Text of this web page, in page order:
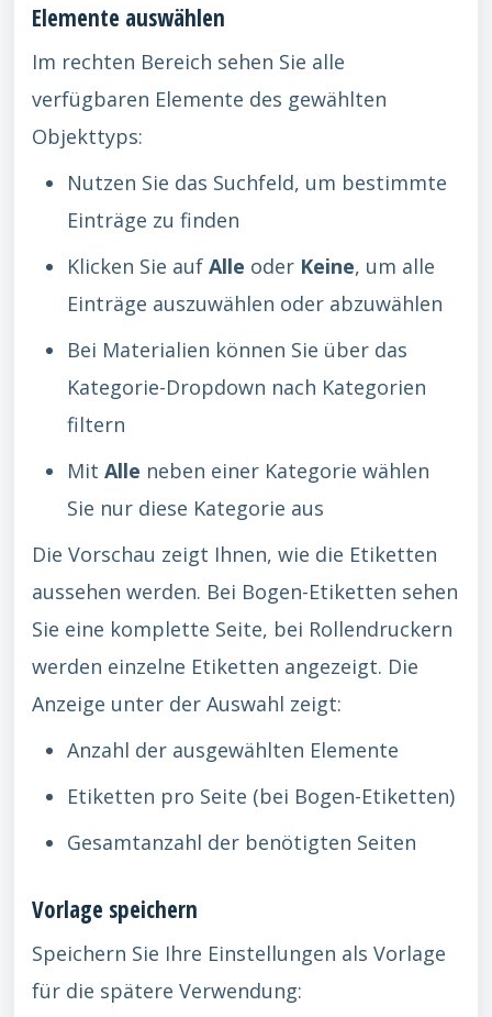
Elemente auswählen
Im rechten Bereich sehen Sie alle
verfügbaren Elemente des gewählten
Objekttyps:
Nutzen Sie das Suchfeld, um bestimmte
Einträge zu finden
Klicken Sie auf Alle oder Keine, um alle
Einträge auszuwählen oder abzuwählen
Bei Materialien können Sie über das
Kategorie-Dropdown nach Kategorien
filtern
Mit Alle neben einer Kategorie wählen
Sie nur diese Kategorie aus
Die Vorschau zeigt Ihnen, wie die Etiketten
aussehen werden. Bei Bogen-Etiketten sehen
Sie eine komplette Seite, bei Rollendruckern
werden einzelne Etiketten angezeigt. Die
Anzeige unter der Auswahl zeigt:
Anzahl der ausgewählten Elemente
Etiketten pro Seite (bei Bogen-Etiketten)
Gesamtanzahl der benötigten Seiten
Vorlage speichern
Speichern Sie Ihre Einstellungen als Vorlage
für die spätere Verwendung: